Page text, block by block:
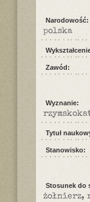
Narodowość:
polska
Zawód:
Wyznanie:
Tytuł
Stanowisko:
Stosunek do
żołnierz,